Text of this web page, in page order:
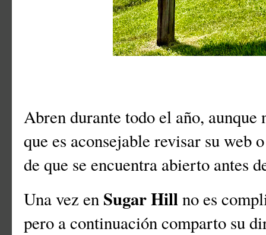
Abren durante todo el año,
que es aconsejable revisar su web
de que se encuentra abierto antes
Una vez en Sugar Hillno es
pero a continuación comparto su